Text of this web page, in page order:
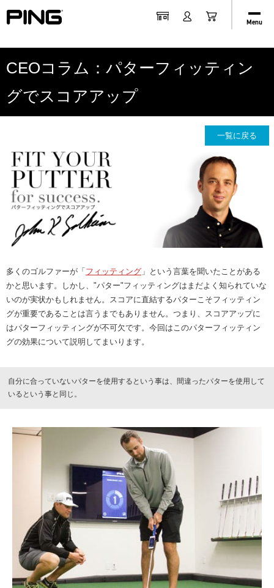
Menu
CEOコラム：パターフィッティン
グでスコアアップ
一覧に戻る
多くのゴルファーが「 フィッティング 」という言葉を聞いたことがある
かと思います。しかし、"パター"フィッティングはまだよく知られていな
いのが実状かもしれません。スコアに直結するパターこそフィッティン
グが重要であることは言うまでもありません。つまり、スコアアップに
はパターフィッティングが不可欠です。今回はこのパターフィッティン
グの効果について説明してまいります。
自分に合っていないパターを使用するという事は、間違ったパターを使用して
いるという事と同じ。